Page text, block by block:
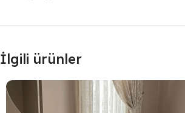
İlgili ürünler